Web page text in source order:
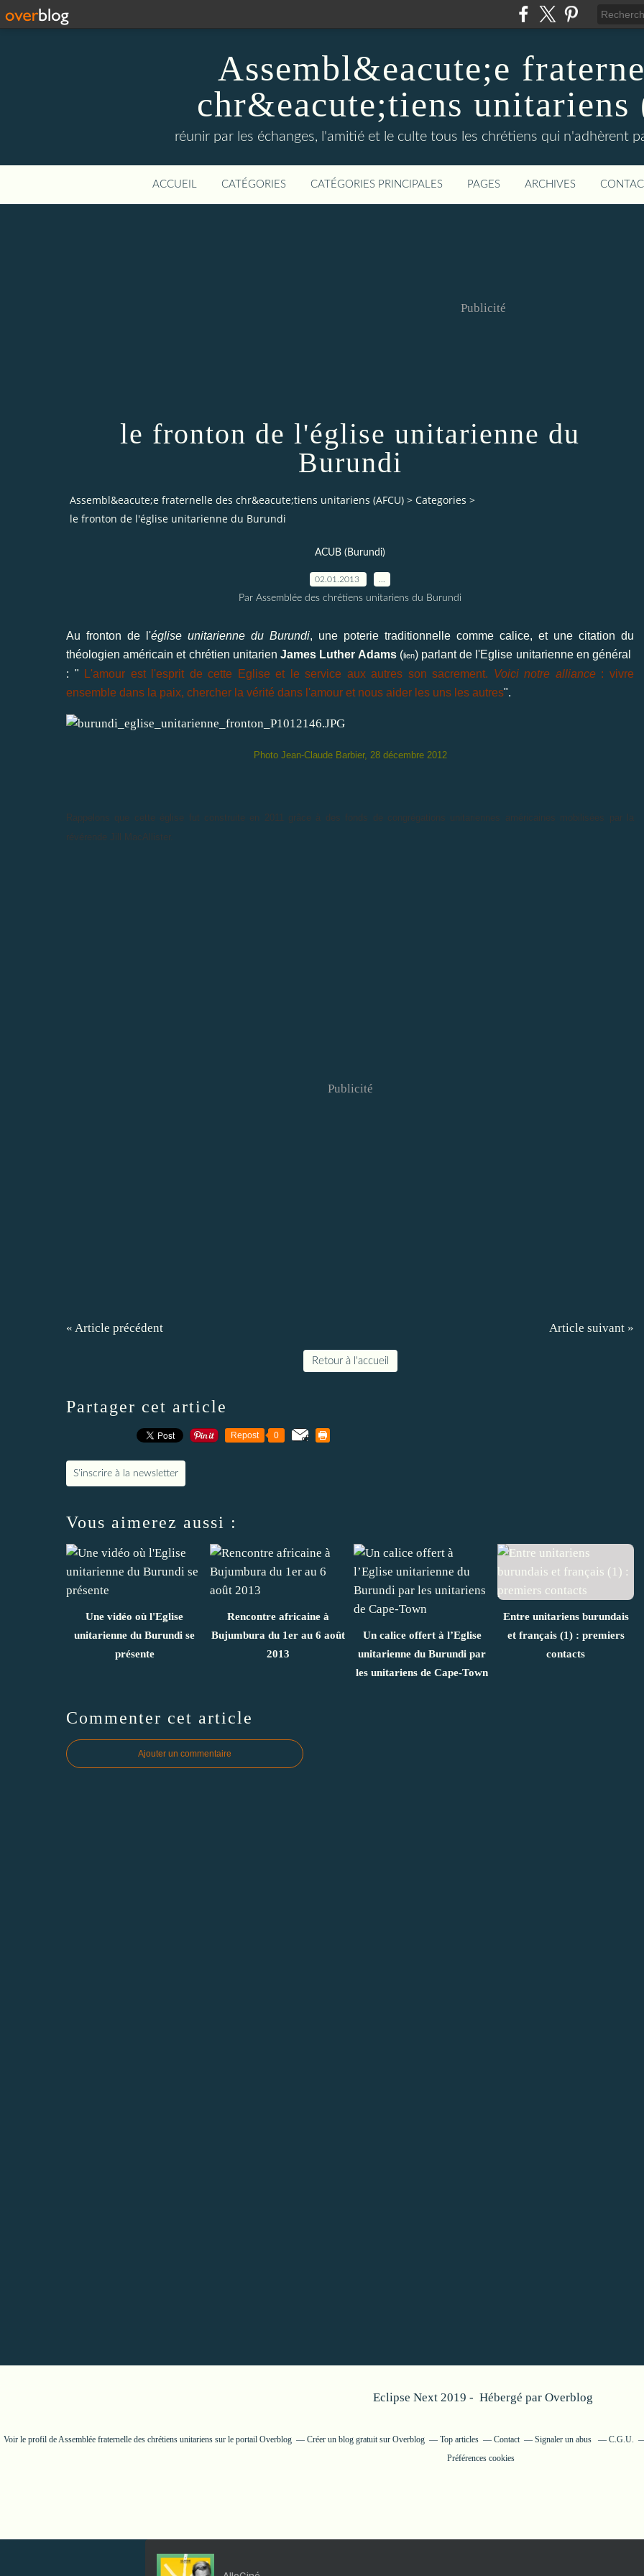
Assembl&eacute;e
chr&eacute;tiens
réunir par les échanges, l'amitié et le culte tous les chrétiens qui n'adhèrent
ACCUEIL CATÉGORIES CATÉGORIES PRINCIPALES PAGES ARCHIVES
Publicité
le fronton de l'église unitarienne du
Burundi
Assembl&eacute;e fraternelle des chr&eacute;tiens unitariens (AFCU) > Categories >
le fronton de l'église unitarienne du Burundi
ACUB (Burundi)
02.01.2013
Par Assemblée des chrétiens unitariens du Burundi
Au fronton de l'église unitarienne du Burundi, une poterie traditionnelle comme calice, et une citation du
théologien américain et chrétien unitarienJames Luther Adams(lien) parlant de l'Eglise unitarienne en général
: "
L'amour est l'esprit de cette Eglise et le service aux autres son sacrement. Voici notre alliance: vivre
ensemble dans la paix, chercher la vérité dans l'amour et nous aider les uns les autres".
Photo Jean-Claude Barbier, 28 décembre 2012
Rappelons que cette église fut construite en 2011 grâce à des fonds de congrégations unitariennes américaines mobilisées par la
révérende Jill MacAllister.
Publicité
« Article précédent Article suivant »
Retour à l'accueil
Partager cet article
Repost 0
S'inscrire à la newsletter
Vous aimerez aussi :
Une vidéo où l'Eglise
unitarienne du Burundi se
présente
Rencontre africaine à
Bujumbura du 1er au 6 août
2013
Un calice offert à l’Eglise
unitarienne du Burundi par
les unitariens de Cape-Town
Entre unitariens burundais
et français (1) : premiers
contacts
Commenter cet article
Ajouter un commentaire
Eclipse Next 2019 - Hébergé par Overblog
Voir le profil deAssemblée fraternelle des chrétiens unitariens sur le portail Overblog Créer un blog gratuit sur Overblog Top articles Contact Signaler un abus C.G.U.
Préférences cookies